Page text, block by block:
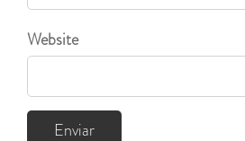
Website